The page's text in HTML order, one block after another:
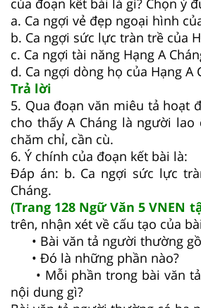
của đoạn kết bài là gì? Chọn ý
a. Ca ngợi vẻ đẹp ngoại hình
b. Ca ngợi sức lực tràn trề của
c. Ca ngợi tài năng Hạng A
d. Ca ngợi dòng họ của Hạng A
Trả lời
5. Qua đoạn văn miêu tả hoạt
cho thấy A Cháng là người lao
chăm chỉ, cần cù.
6. Ý chính của đoạn kết bài là:
Đáp án: b. Ca ngợi sức lực
Cháng.
(Trang 128 Ngữ Văn 5 VNEN
trên, nhận xét về cấu tạo của
• Bài văn tả người thường
• Đó là những phần nào?
• Mỗi phần trong bài văn
nội dung gì?